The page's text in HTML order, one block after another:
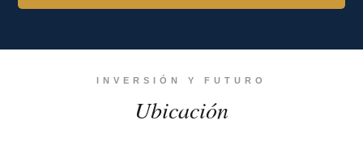
INVERSIÓN Y FUTURO
Ubicación